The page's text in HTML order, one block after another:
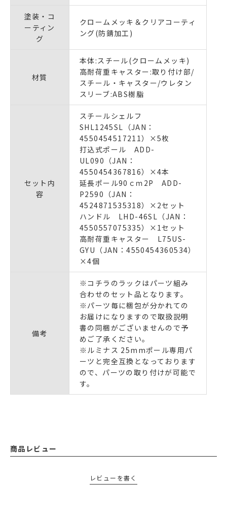
塗装・コ
ーティン
グ
クロームメッキ＆クリアコーティ
ング(防錆加工)
材質
本体:スチール(クロームメッキ)
高耐荷重キャスター:取り付け部/
スチール・キャスター/ウレタン
スリーブ:ABS樹脂
セット内
容
スチールシェルフ
SHL1245SL（JAN：
4550454517211）×5枚
打込式ポール ADD-
UL090（JAN：
4550454367816）×4本
延長ポール90ｃｍ2P ADD-
P2590（JAN：
4524871535318）×2セット
ハンドル LHD-46SL（JAN：
4550557075335）×1セット
高耐荷重キャスター L75US-
GYU（JAN：4550454360534）
×4個
備考
※コチラのラックはパーツ組み
合わせのセット品となります。
※パーツ毎に梱包が分かれての
お届けになりますので取扱説明
書の同梱がございませんので予
めご了承ください。
※ルミナス 25mmポール専用パ
ーツと完全互換となっております
ので、パーツの取り付けが可能で
す。
商品レビュー
レビューを書く